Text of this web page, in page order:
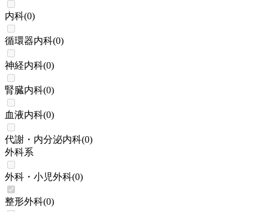
内科(0)
循環器内科(0)
神経内科(0)
腎臓内科(0)
血液内科(0)
代謝・内分泌内科(0)
外科系
外科・小児外科(0)
整形外科(0)